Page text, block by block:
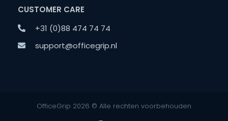
CUSTOMER CARE
+31 (0)88 474 74 74
support@officegrip.nl
OfficeGrip 2026 © Alle rechten voorbehouden